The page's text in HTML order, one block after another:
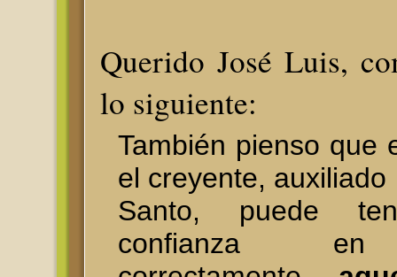
Querido José Luis,
lo siguiente:
También pienso que
el creyente,
Santo, puede
confianza en